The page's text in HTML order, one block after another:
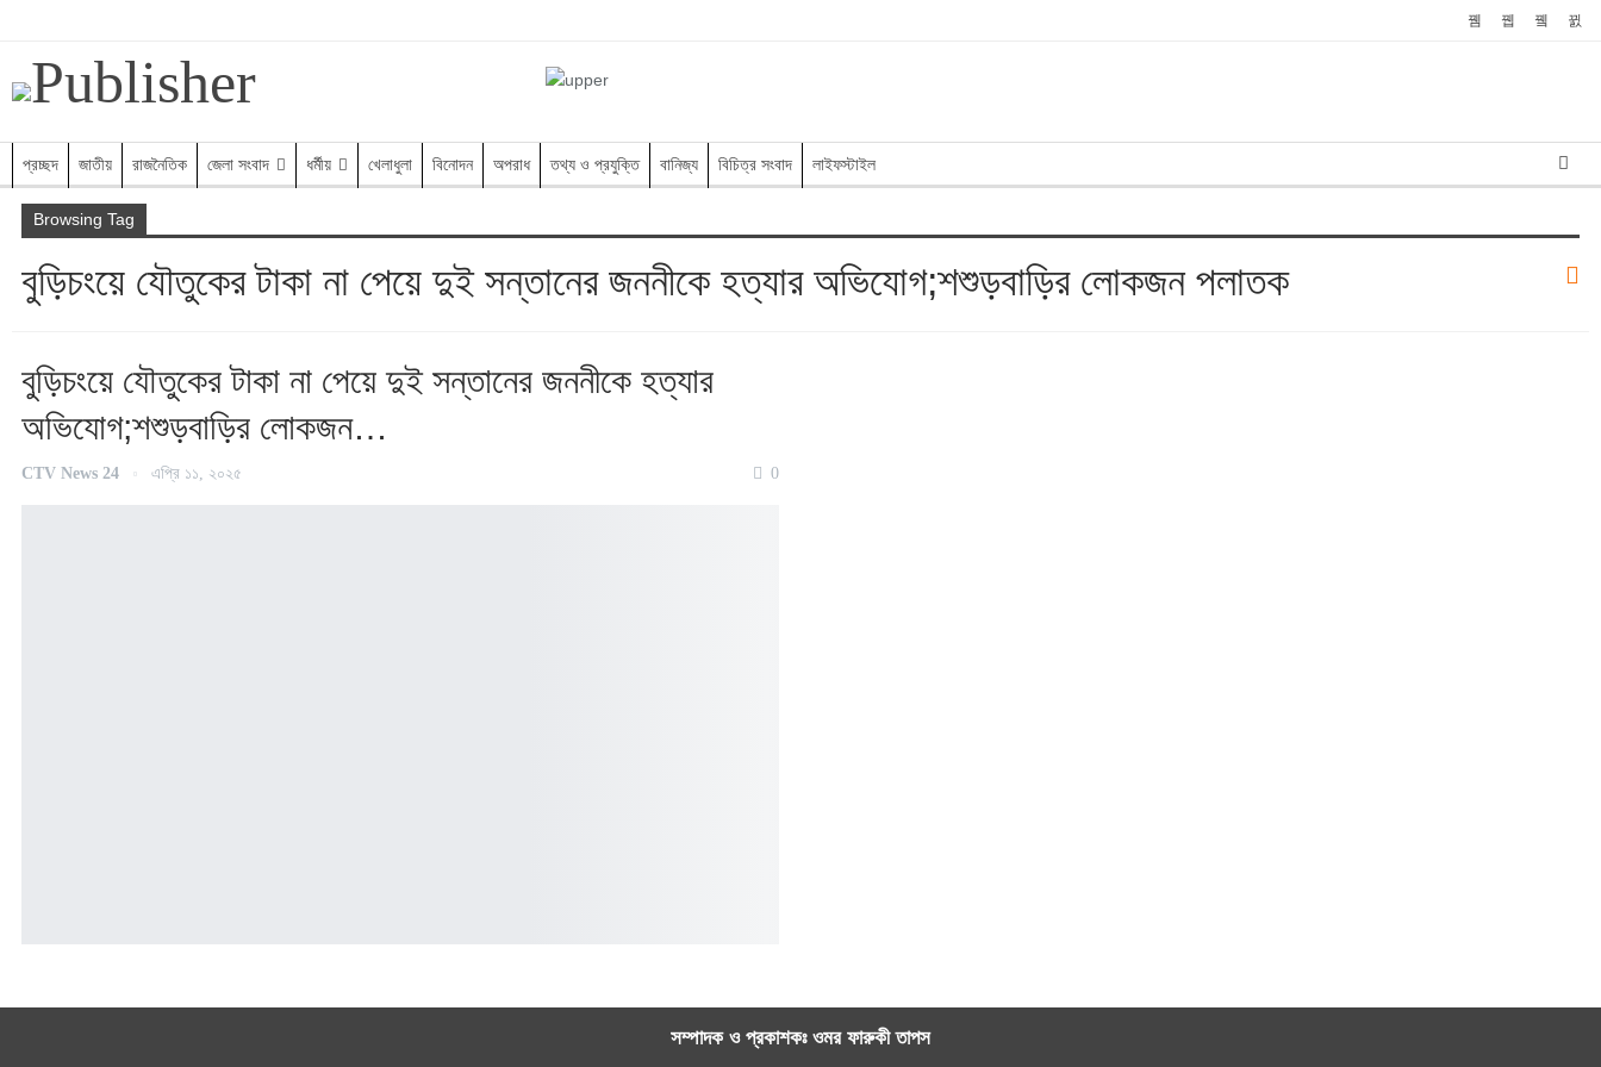
প্রচ্ছদ জাতীয় রাজনৈতিক জেলা সংবাদ ধর্মীয় খেলাধুলা বিনোদন অপরাধ তথ্য ও প্রযুক্তি বানিজ্য বিচিত্র সংবাদ লাইফস্টাইল
Browsing Tag
বুড়িচংয়ে যৌতুকের টাকা না পেয়ে দুই সন্তানের জননীকে হত্যার অভিযোগ;শশুড়বাড়ির লোকজন পলাতক
বুড়িচংয়ে যৌতুকের টাকা না পেয়ে দুই সন্তানের জননীকে হত্যার
অভিযোগ;শশুড়বাড়ির লোকজন…
CTV News 24 এপ্রি ১১, ২০২৫ 0
সম্পাদক ও প্রকাশকঃ ওমর ফারুকী তাপস